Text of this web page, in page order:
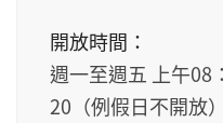
開放時間：
週一至週五 上午08
20（例假日不開放）